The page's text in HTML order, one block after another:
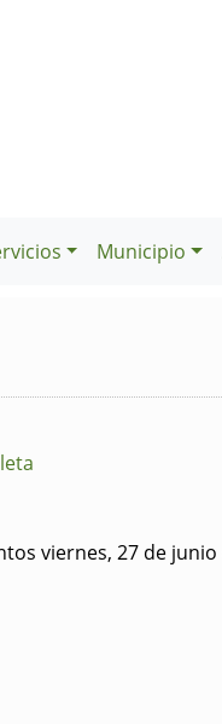
Municipio
viernes, 27 de junio